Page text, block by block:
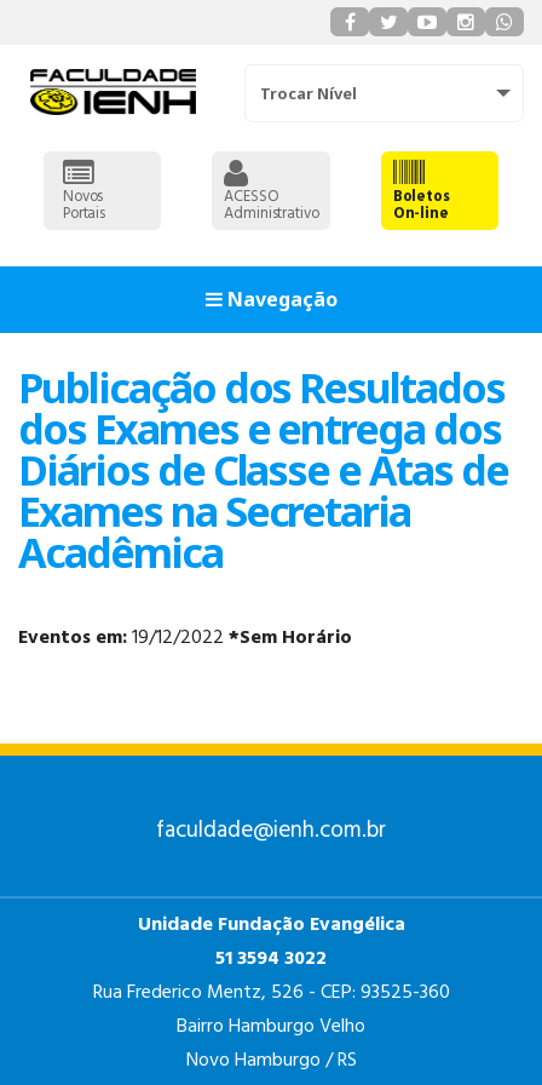
Trocar Nível
Novos
Portais
ACESSO
Administrativo
Boletos
On-line
Navegação
ADMINISTRAÇÃO
DESENVOLVIMENTO
DE SISTEMAS
PSICOLOGIA
Publicação dos Resultados
dos Exames e entrega dos
Diários de Classe e Atas de
Exames na Secretaria
Acadêmica
Eventos em:19/12/2022*Sem Horário
faculdade@ienh.com.br
Unidade Fundação Evangélica
51 3594 3022
Rua Frederico Mentz, 526 - CEP: 93525-360
Bairro Hamburgo Velho
Novo Hamburgo / RS